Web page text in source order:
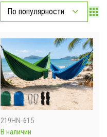
По популярности
219HN-615
В наличии